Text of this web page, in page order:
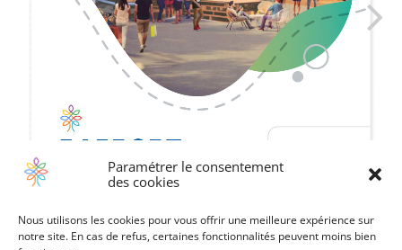
Paramétrer le consentement
des cookies
Nous utilisons les cookies pour vous offrir une meilleure expérience sur
notre site. En cas de refus, certaines fonctionnalités peuvent moins bien